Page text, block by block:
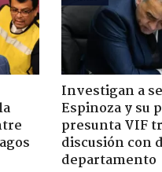
Investigan a
Espinoza y su
presunta VIF
discusión con
departamento